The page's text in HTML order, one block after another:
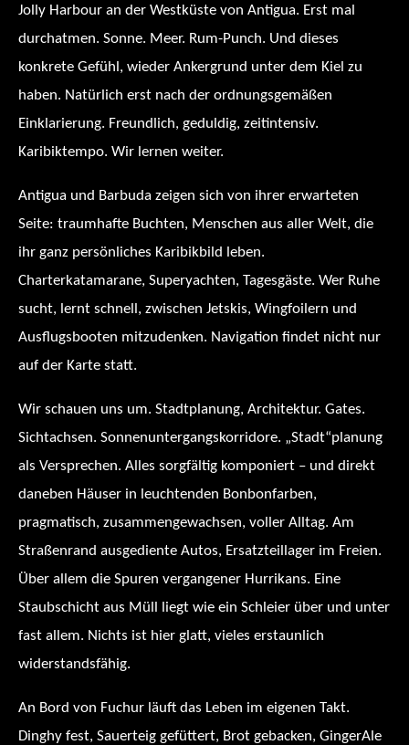
Jolly Harbour an der Westküste von Antigua. Erst mal
durchatmen. Sonne. Meer. Rum-Punch. Und dieses
konkrete Gefühl, wieder Ankergrund unter dem Kiel zu
haben. Natürlich erst nach der ordnungsgemäßen
Einklarierung. Freundlich, geduldig, zeitintensiv.
Karibiktempo. Wir lernen weiter.
Antigua und Barbuda zeigen sich von ihrer erwarteten
Seite: traumhafte Buchten, Menschen aus aller Welt, die
ihr ganz persönliches Karibikbild leben.
Charterkatamarane, Superyachten, Tagesgäste. Wer Ruhe
sucht, lernt schnell, zwischen Jetskis, Wingfoilern und
Ausflugsbooten mitzudenken. Navigation findet nicht nur
auf der Karte statt.
Wir schauen uns um. Stadtplanung, Architektur. Gates.
Sichtachsen. Sonnenuntergangskorridore. „Stadt“planung
als Versprechen. Alles sorgfältig komponiert – und direkt
daneben Häuser in leuchtenden Bonbonfarben,
pragmatisch, zusammengewachsen, voller Alltag. Am
Straßenrand ausgediente Autos, Ersatzteillager im Freien.
Über allem die Spuren vergangener Hurrikans. Eine
Staubschicht aus Müll liegt wie ein Schleier über und unter
fast allem. Nichts ist hier glatt, vieles erstaunlich
widerstandsfähig.
An Bord von Fuchur läuft das Leben im eigenen Takt.
Dinghy fest, Sauerteig gefüttert, Brot gebacken, GingerAle